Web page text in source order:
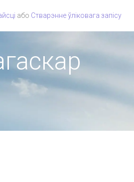
або Стварэнне ўліковага запісу